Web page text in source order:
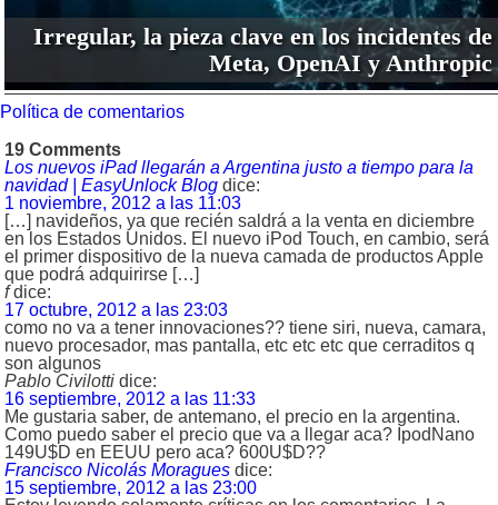
Irregular, la pieza clave en los incidentes de
Meta, OpenAI y Anthropic
Política de comentarios
19 Comments
Los nuevos iPad llegarán a Argentina justo a tiempo para la
navidad | EasyUnlock Blog dice:
1 noviembre, 2012 a las 11:03
[…] navideños, ya que recién saldrá a la venta en diciembre
en los Estados Unidos. El nuevo iPod Touch, en cambio, será
el primer dispositivo de la nueva camada de productos Apple
que podrá adquirirse […]
f dice:
17 octubre, 2012 a las 23:03
como no va a tener innovaciones?? tiene siri, nueva, camara,
nuevo procesador, mas pantalla, etc etc etc que cerraditos q
son algunos
Pablo Civilotti dice:
16 septiembre, 2012 a las 11:33
Me gustaria saber, de antemano, el precio en la argentina.
Como puedo saber el precio que va a llegar aca? IpodNano
149U$D en EEUU pero aca? 600U$D??
Francisco Nicolás Moragues dice:
15 septiembre, 2012 a las 23:00